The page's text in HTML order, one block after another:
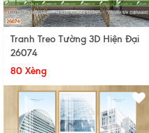
Tranh Treo Tường 3D Hiện Đại
26074
80 Xèng